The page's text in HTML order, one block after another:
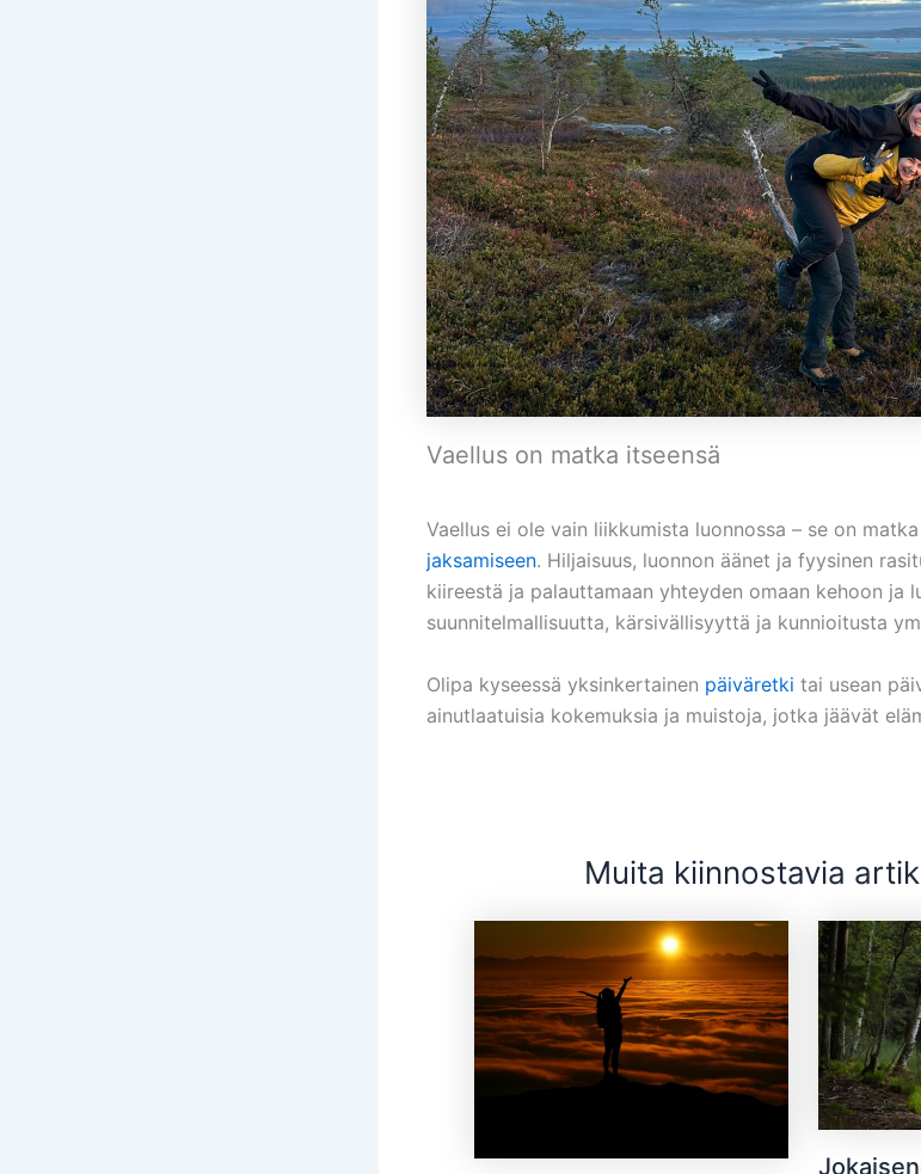
Vaellus on matka itseensä
Vaellus ei ole vain liikkumista luonnossa – se on
jaksamiseen. Hiljaisuus, luonnon äänet ja fyysinen
kiireestä ja palauttamaan yhteyden omaan kehoon ja
suunnitelmallisuutta, kärsivällisyyttä ja kunnioitusta
Olipa kyseessä yksinkertainen päiväretki tai usean
ainutlaatuisia kokemuksia ja muistoja, jotka jäävät
Muita kiinnostavia